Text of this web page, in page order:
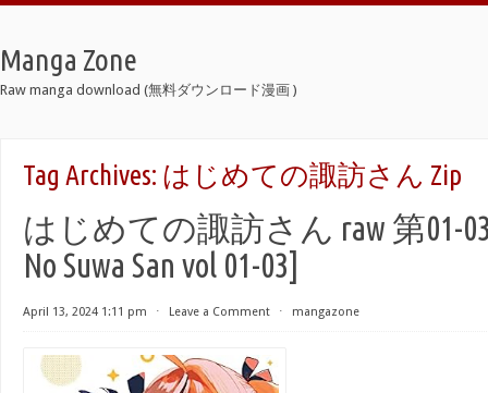
Manga Zone
Raw manga download (無料ダウンロード漫画 )
Tag Archives: はじめての諏訪さん Zip
はじめての諏訪さん raw 第01-
No Suwa San vol 01-03]
April 13, 2024 1:11 pm ⋅ Leave a Comment ⋅ mangazone